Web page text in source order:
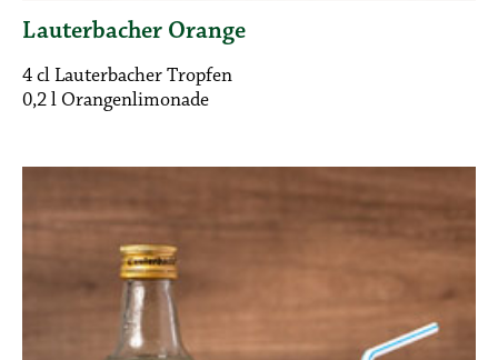
Lauterbacher Orange
4 cl Lauterbacher Tropfen
0,2 l Orangenlimonade